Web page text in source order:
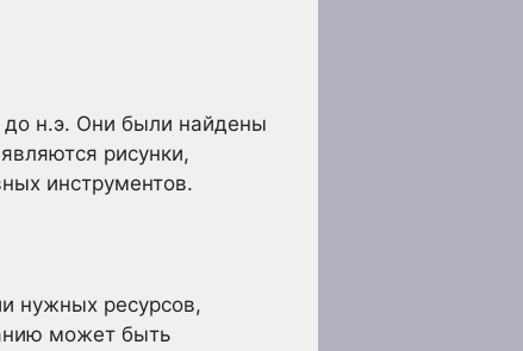
н.э. Они были найдены
рисунки,
инструментов.
нужных ресурсов,
может быть